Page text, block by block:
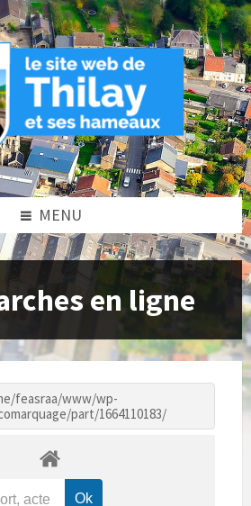
MENU
en ligne
feasraa/www/wp-
part/1664110183/